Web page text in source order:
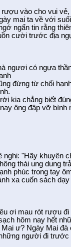
rượu vào cho vui vẻ,
mai ta về với
ngẩn tin rằng
cười trước địa
ngươi có ngựa
đừng từ chối
kia chẳng biết
ông đập vỡ bình
nghị: "Hãy khuyên
thái ung dung
phúc trong tay
xa cuốn sách
ơi mau rót rượu đi
hôm nay hết
Mai ư? Ngày Mai đà
người đi trước